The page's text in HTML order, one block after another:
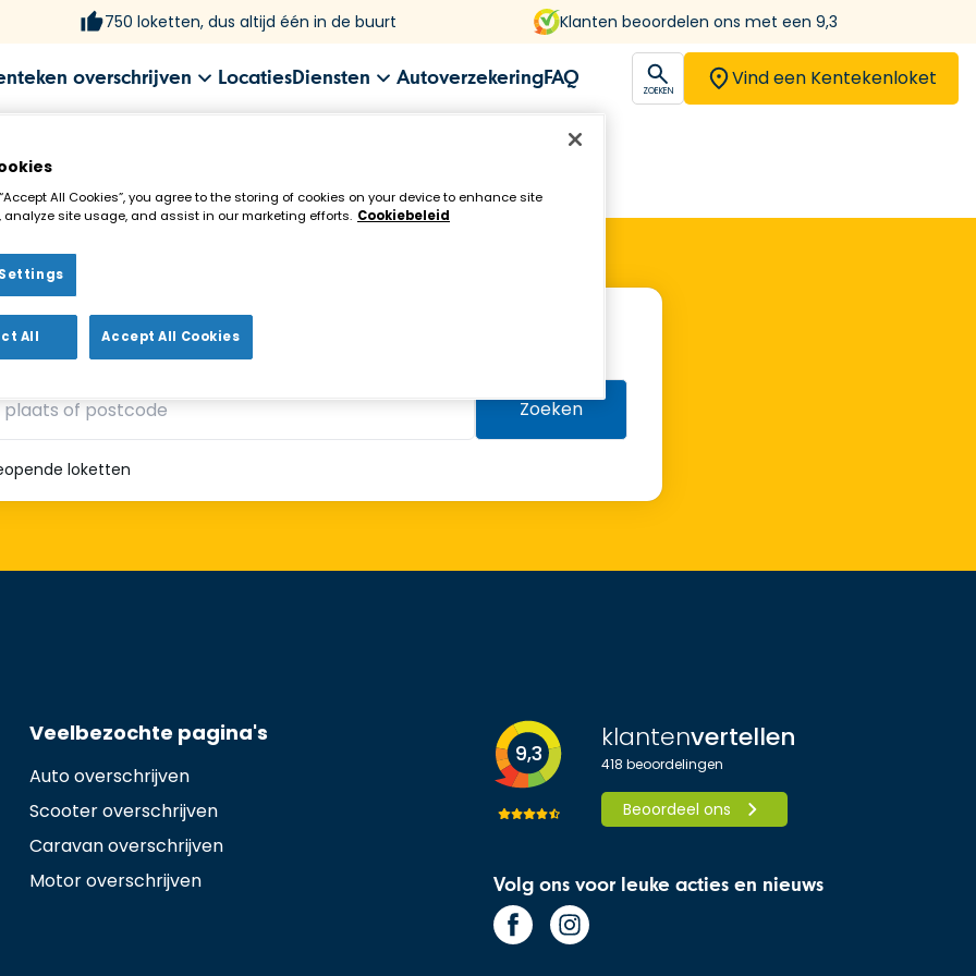
750 loketten, dus altijd één in de buurt Klanten beoordelen ons met een 9,3
overschrijven LocatiesDiensten AutoverzekeringFAQ open
ZOEKEN
Vind een Kentekenloket
in de buurt!
Zoeken
loketten
Veelbezochte pagina's
Auto overschrijven
Scooter overschrijven
Caravan overschrijven
Motor overschrijven
9,3 klantenvertellen
418 beoordelingen
Beoordeel ons
Volg ons voor leuke acties en nieuws
All Cookies”, you agree to the storing of cookies on your device to enhance site
site usage, and assist in our marketing efforts. Cookiebeleid
All Accept All Cookies